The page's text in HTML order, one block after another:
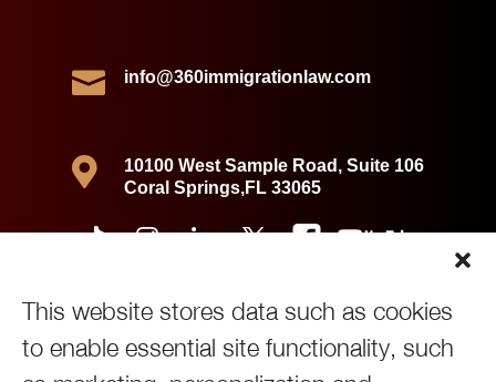
This website stores data such as cookies
to enable essential site functionality, such
 info@360immigrationlaw.com

10100 West Sample Road, Suite 106
Coral Springs,FL 33065